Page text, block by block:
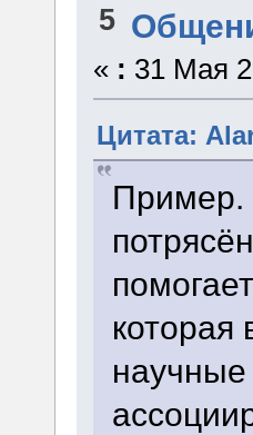
5
« : 31 Мая
Цитата:
Пример.
которая